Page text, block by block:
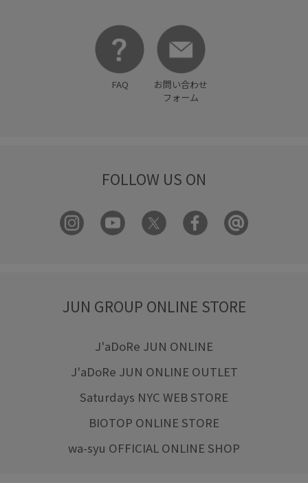
FAQ
お問い合わせ
フォーム
FOLLOW US ON
JUN GROUP ONLINE STORE
J'aDoRe JUN ONLINE
J'aDoRe JUN ONLINE OUTLET
Saturdays NYC WEB STORE
BIOTOP ONLINE STORE
wa-syu OFFICIAL ONLINE SHOP